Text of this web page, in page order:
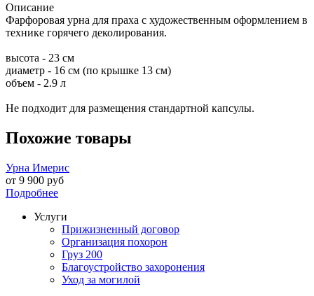
Описание
Фарфоровая урна для праха с художественным оформлением в
технике горячего деколирования.
высота - 23 см
диаметр - 16 см (по крышке 13 см)
объем - 2.9 л
Не подходит для размещения стандартной капсулы.
Похожие товары
Урна Имерис
от 9 900 руб
Подробнее
Услуги
Прижизненный договор
Организация похорон
Груз 200
Благоустройство захоронения
Уход за могилой